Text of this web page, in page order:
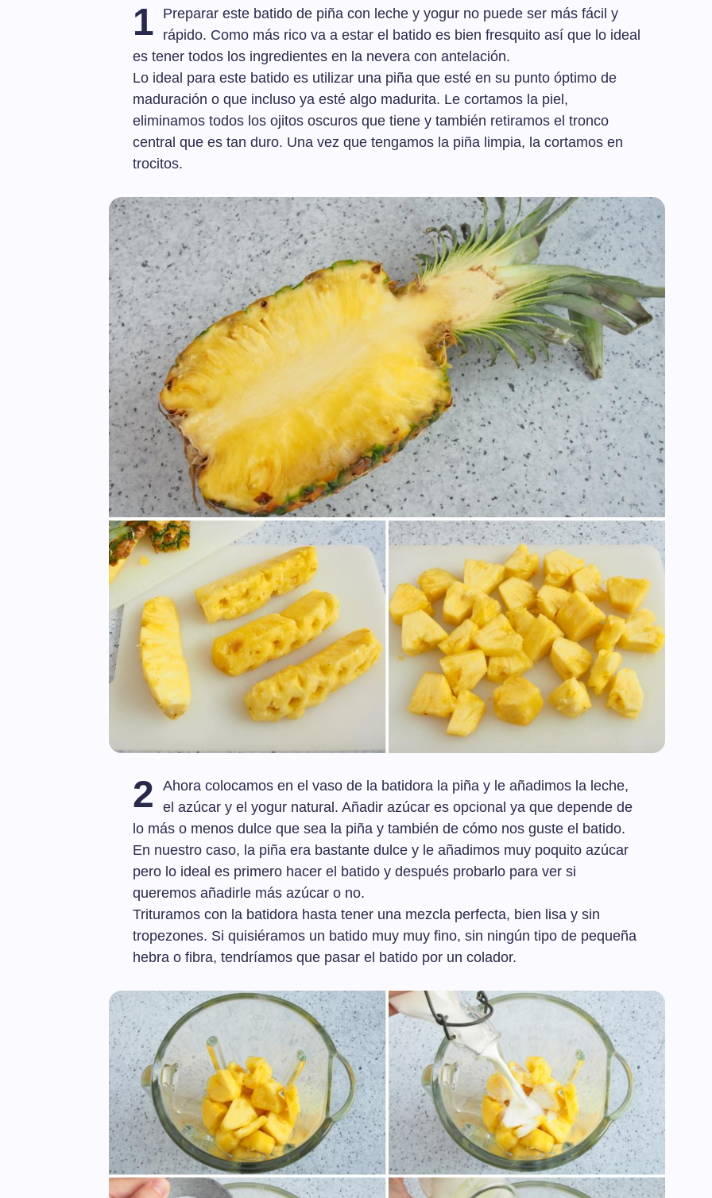
1
Preparar este batido de piña con leche y yogur no puede ser más fácil y
rápido. Como más rico va a estar el batido es bien fresquito así que lo ideal
es tener todos los ingredientes en la nevera con antelación.
Lo ideal para este batido es utilizar una piña que esté en su punto óptimo de
maduración o que incluso ya esté algo madurita. Le cortamos la piel,
eliminamos todos los ojitos oscuros que tiene y también retiramos el tronco
central que es tan duro. Una vez que tengamos la piña limpia, la cortamos en
trocitos.
2
Ahora colocamos en el vaso de la batidora la piña y le añadimos la leche,
el azúcar y el yogur natural. Añadir azúcar es opcional ya que depende de
lo más o menos dulce que sea la piña y también de cómo nos guste el batido.
En nuestro caso, la piña era bastante dulce y le añadimos muy poquito azúcar
pero lo ideal es primero hacer el batido y después probarlo para ver si
queremos añadirle más azúcar o no.
Trituramos con la batidora hasta tener una mezcla perfecta, bien lisa y sin
tropezones. Si quisiéramos un batido muy muy fino, sin ningún tipo de pequeña
hebra o fibra, tendríamos que pasar el batido por un colador.